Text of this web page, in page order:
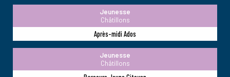
Jeunesse
Châtillons
Après-midi Ados
Jeunesse
Châtillons